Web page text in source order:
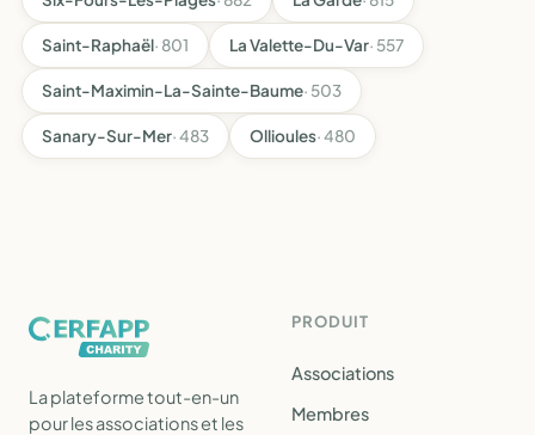
Saint-Raphaël· 801 La Valette-Du-Var· 557
Saint-Maximin-La-Sainte-Baume· 503
Sanary-Sur-Mer· 483 Ollioules· 480
La plateforme tout-en-un
pour les associations et les
PRODUIT
Associations
Membres